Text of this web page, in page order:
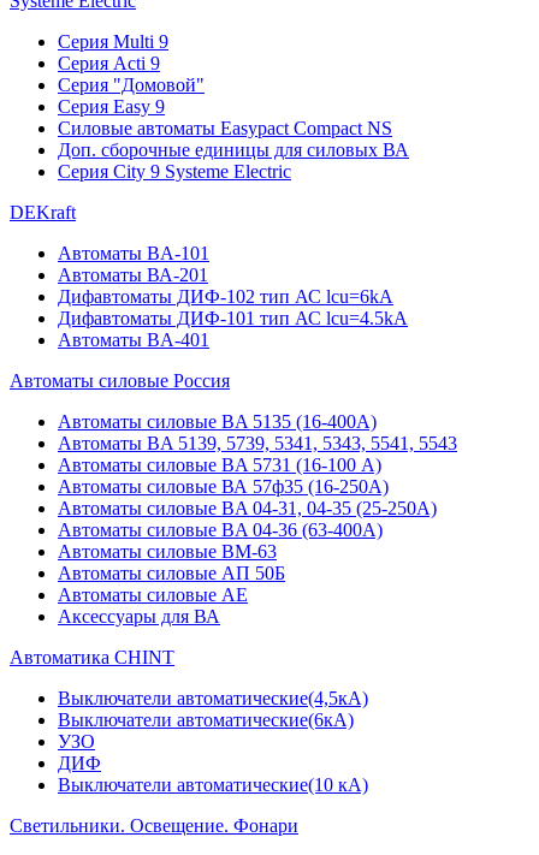
Серия Multi 9
Серия Acti 9
Серия "Домовой"
Серия Easy 9
Силовые автоматы Easypact Compact NS
Доп. сборочные единицы для силовых ВА
Серия City 9 Systeme Electric
DEKraft
Автоматы BA-101
Автоматы ВА-201
Дифавтоматы ДИФ-102 тип АС lcu=6kA
Дифавтоматы ДИФ-101 тип АС lcu=4.5kA
Автоматы BA-401
Автоматы силовые Россия
Автоматы силовые BA 5135 (16-400А)
Автоматы BA 5139, 5739, 5341, 5343, 5541, 5543
Автоматы силовые BA 5731 (16-100 А)
Автоматы силовые ВА 57ф35 (16-250А)
Автоматы силовые BA 04-31, 04-35 (25-250А)
Автоматы силовые BA 04-36 (63-400А)
Автоматы силовые ВМ-63
Автоматы силовые АП 50Б
Автоматы силовые АЕ
Аксессуары для ВА
Автоматика CHINT
Выключатели автоматические(4,5кА)
Выключатели автоматические(6кА)
УЗО
ДИФ
Выключатели автоматические(10 кА)
Светильники. Освещение. Фонари